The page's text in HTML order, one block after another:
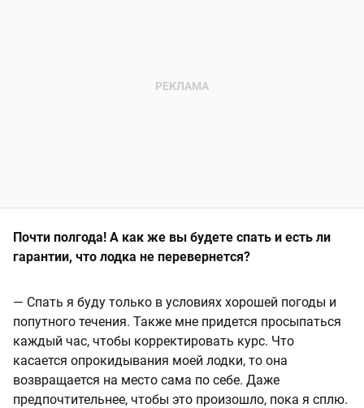
Почти полгода! А как же вы будете спать и есть ли
гарантии, что лодка не перевернется?
— Спать я буду только в условиях хорошей погоды и
попутного течения. Также мне придется просыпаться
каждый час, чтобы корректировать курс. Что
касается опрокидывания моей лодки, то она
возвращается на место сама по себе. Даже
предпочтительнее, чтобы это произошло, пока я сплю.